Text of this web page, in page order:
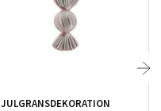
JULGRANSDEKORATION